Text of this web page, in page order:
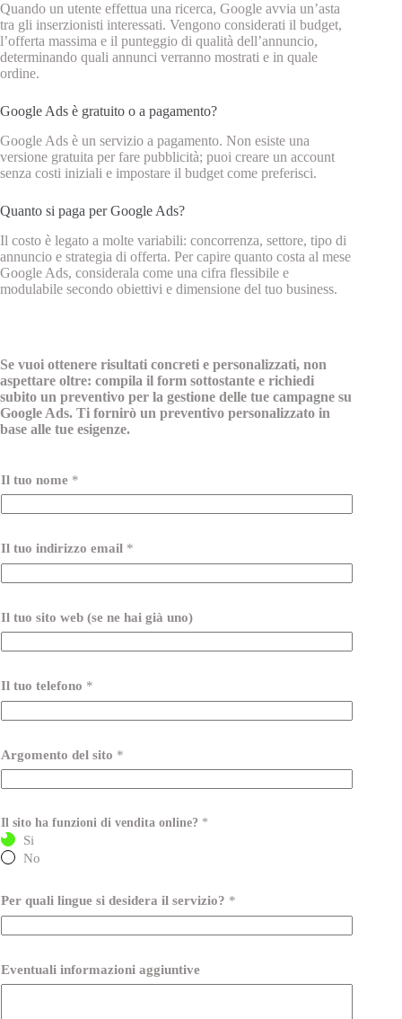
Quando un utente effettua una ricerca, Google avvia un’asta
tra gli inserzionisti interessati. Vengono considerati il budget,
l’offerta massima e il punteggio di qualità dell’annuncio,
determinando quali annunci verranno mostrati e in quale
ordine.
Google Ads è gratuito o a pagamento?
Google Ads è un servizio a pagamento. Non esiste una
versione gratuita per fare pubblicità; puoi creare un account
senza costi iniziali e impostare il budget come preferisci.
Quanto si paga per Google Ads?
Il costo è legato a molte variabili: concorrenza, settore, tipo di
annuncio e strategia di offerta. Per capire quanto costa al mese
Google Ads, considerala come una cifra flessibile e
modulabile secondo obiettivi e dimensione del tuo business.
Se vuoi ottenere risultati concreti e personalizzati, non
aspettare oltre: compila il form sottostante e richiedi
subito un preventivo per la gestione delle tue campagne su
Google Ads. Ti fornirò un preventivo personalizzato in
base alle tue esigenze.
Il tuo nome *
Il tuo indirizzo email *
Il tuo sito web (se ne hai già uno)
Il tuo telefono *
Argomento del sito *
Il sito ha funzioni di vendita online? *
Si
No
Per quali lingue si desidera il servizio? *
Eventuali informazioni aggiuntive